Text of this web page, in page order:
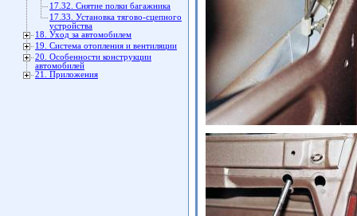
17.32. Снятие полки багажника
17.33. Установка тягово-сцепного
устройства
18. Уход за автомобилем
19. Система отопления и вентиляции
20. Особенности конструкции
автомобилей
21. Приложения